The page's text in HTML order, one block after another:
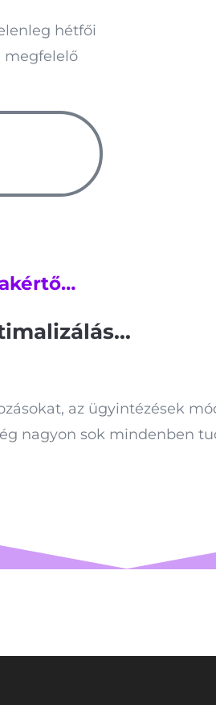
hétfői
megfelelő
az ügyintézések
nagyon sok mindenben